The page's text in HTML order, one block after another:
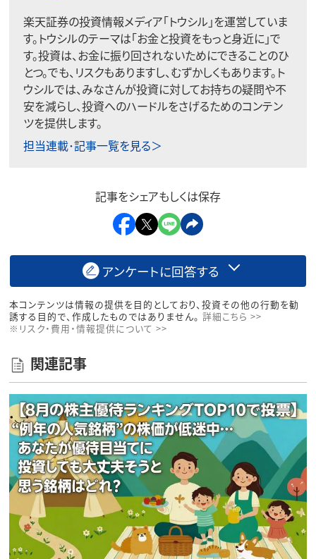
楽天証券の投資情報メディア「トウシル」を運営していま
す。トウシルのテーマは「お金と投資をもっと身近に」で
す。投資は、お金に振り回されないためにできることのひ
とつ。でも、リスクもありますし、むずかしくもあります。ト
ウシルでは、みなさんが投資に対してお持ちの疑問や不
安を減らし、投資へのハードルをさげるためのコンテン
ツを提供します。
担当連載･記事一覧を見る＞
記事をシェアもしくは保存
アンケートに回答する
本コンテンツは情報の提供を目的としており、投資その他の行動を勧
誘する目的で、作成したものではありません。 詳細こちら >>
※リスク・費用・情報提供について >>
関連記事